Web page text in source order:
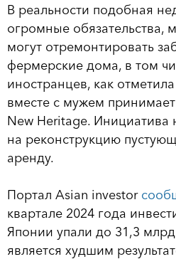
В реальности подобная
огромные обязательства,
могут отремонтировать
фермерские дома, в том
иностранцев, как
вместе с мужем принимает
New Heritage. Инициатива
на реконструкцию
аренду.
Портал Asian investor
квартале 2024 года
Японии упали до 31,3
является худшим